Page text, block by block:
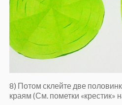
8) Потом склейте две
краям (См. пометки «крестик»